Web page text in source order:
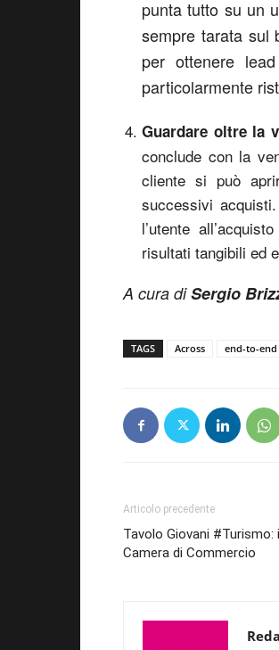
punta tutto su un
sempre tarata sul
per ottenere
particolarmente
Guardare oltre la
conclude con la
cliente si può
successivi
l’utente
risultati tangibili ed
A cura diSergio
TAGS Across end-to-end
Articolo precedente
Tavolo Giovani #Turismo:
Camera di Commercio